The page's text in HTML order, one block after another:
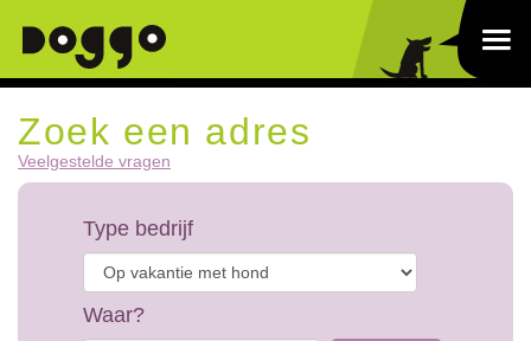
Zoek een adres
Veelgestelde vragen
Type bedrijf
Waar?